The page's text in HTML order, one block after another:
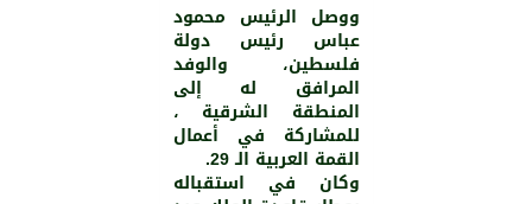
ووصل الرئيس محمود
عباس رئيس دولة
فلسطين، والوفد
المرافق له إلى
المنطقة الشرقية ،
للمشاركة في أعمال
القمة العربية الـ 29.
وكان في استقباله